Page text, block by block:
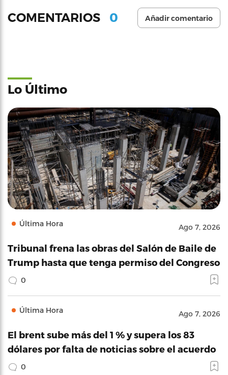
COMENTARIOS 0 Añadir comentario
Lo Último
Última Hora Ago 7, 2026
Tribunal frena las obras del Salón de Baile de
Trump hasta que tenga permiso del Congreso
0
Última Hora Ago 7, 2026
El brent sube más del 1 % y supera los 83
dólares por falta de noticias sobre el acuerdo
0